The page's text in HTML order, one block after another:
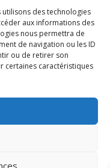
des technologies
aux informations des
nous permettra de
de navigation ou les ID
ou de retirer son
certaines caractéristiques
11h30-17h30
11h30-17h30
11h30-17h30
11h30-17h30
11h30-17h30
Tous Droits Reservés